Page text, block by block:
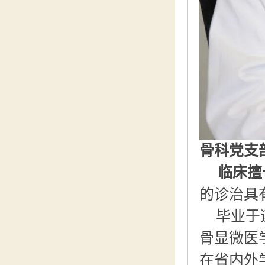
骨科党支
临床
的诊治具
毕业于
骨显微医
在省内外